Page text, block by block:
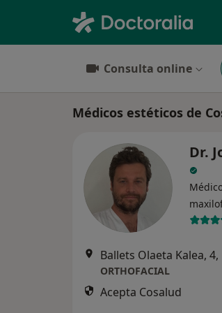
Consulta online
Médicos estéticos de
Dr.
Ballets Olaeta Kalea, 4,
ORTHOFACIAL
Acepta Cosalud